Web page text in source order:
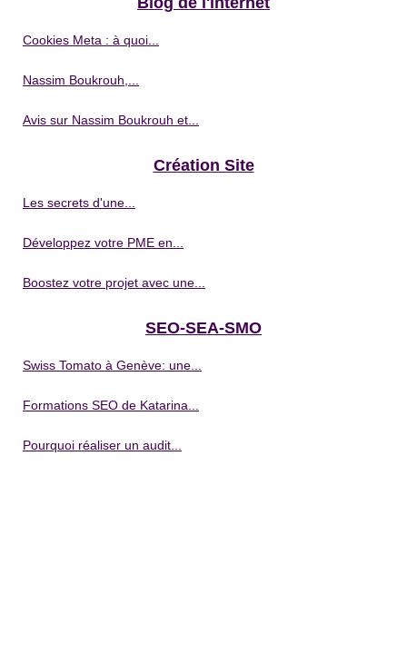
Cookies Meta : à quoi...
Nassim Boukrouh,...
Avis sur Nassim Boukrouh et...
Création Site
Les secrets d'une...
Développez votre PME en...
Boostez votre projet avec une...
SEO-SEA-SMO
Swiss Tomato à Genève: une...
Formations SEO de Katarina...
Pourquoi réaliser un audit...